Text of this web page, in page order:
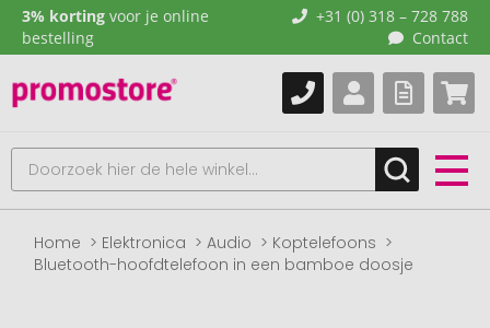
3% korting voor je online
bestelling
+31 (0) 318 – 728 788
Contact
Home Elektronica Audio
Koptelefoons
Bluetooth-hoofdtelefoon in een bamboe doosje